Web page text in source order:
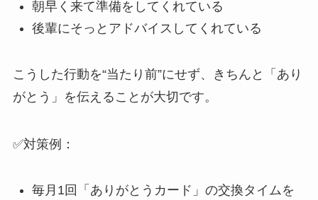
朝早く来て準備をしてくれている
後輩にそっとアドバイスしてくれている
こうした行動を“当たり前”にせず、きちんと「あり
がとう」を伝えることが大切です。
✅対策例：
毎月1回「ありがとうカード」の交換タイムを